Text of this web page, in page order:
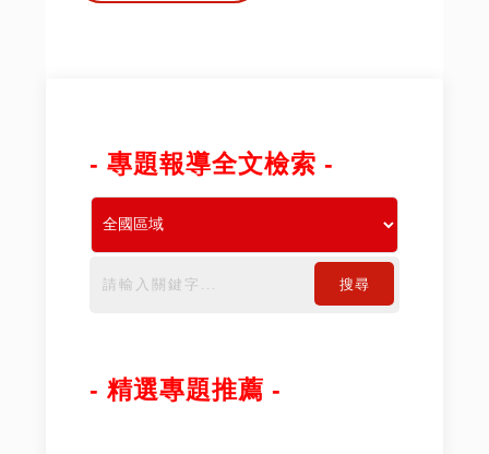
- 專題報導全文檢索 -
搜尋
- 精選專題推薦 -